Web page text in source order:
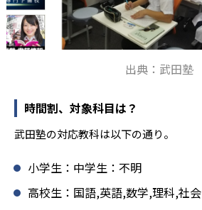
出典：武田塾
時間割、対象科目は？
武田塾の対応教科は以下の通り。
小学生：中学生：不明
高校生：国語,英語,数学,理科,社会